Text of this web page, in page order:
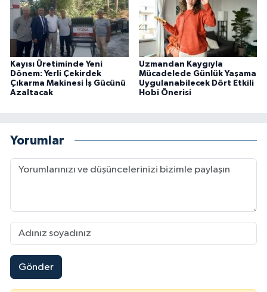
Kayısı Üretiminde Yeni
Dönem: Yerli Çekirdek
Çıkarma Makinesi İş Gücünü
Azaltacak
Uzmandan Kaygıyla
Mücadelede Günlük Yaşama
Uygulanabilecek Dört Etkili
Hobi Önerisi
Yorumlar
Gönder